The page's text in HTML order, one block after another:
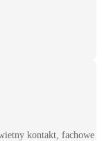
kontakt, fachowe